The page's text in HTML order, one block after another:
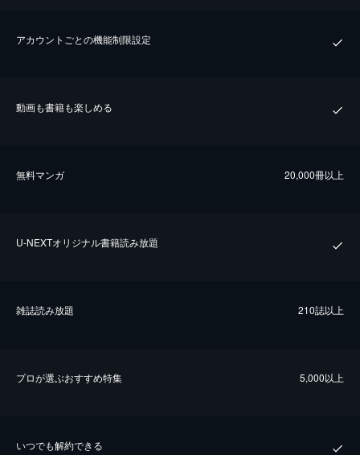
アカウントごとの機能制限設定
動画も書籍も楽しめる
無料マンガ 20,000冊以上
U-NEXTオリジナル書籍読み放題
雑誌読み放題 210誌以上
プロが選ぶおすすめ特集 5,000以上
いつでも解約できる